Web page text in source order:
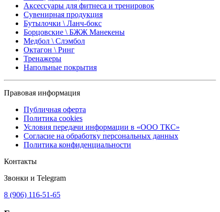
Аксессуары для фитнеса и тренировок
Сувенирная продукция
Бутылочки \ Ланч-бокс
Борцовские \ БЖЖ Манекены
Медбол \ Слэмбол
Октагон \ Ринг
Тренажеры
Напольные покрытия
Правовая информация
Публичная оферта
Политика cookies
Условия передачи информации в «ООО ТКС»
Согласие на обработку персональных данных
Политика конфиденциальности
Контакты
Звонки и Telegram
8 (906) 116-51-65